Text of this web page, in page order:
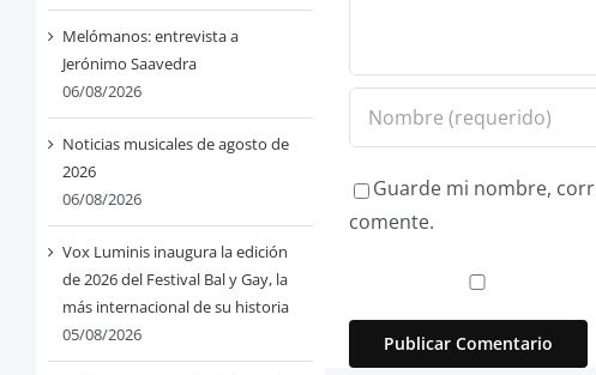
Melómanos: entrevista a
Jerónimo Saavedra
06/08/2026
Noticias musicales de agosto de
2026
06/08/2026
Vox Luminis inaugura la edición
de 2026 del Festival Bal y Gay, la
más internacional de su historia
05/08/2026
Guarde mi nombre,
comente.